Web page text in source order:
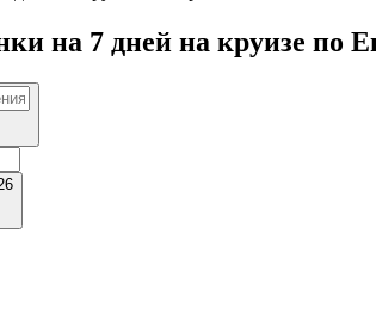
на 7 дней на круизе по